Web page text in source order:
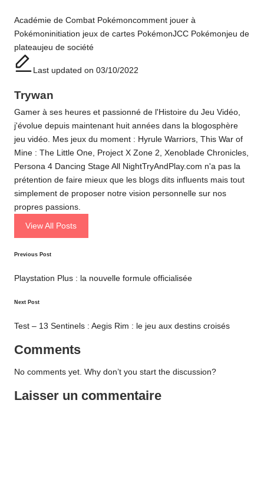
Tags:
Académie de Combat Pokémoncomment jouer à
Pokémoninitiation jeux de cartes PokémonJCC Pokémonjeu de
plateaujeu de société
Last updated on 03/10/2022
Trywan
Gamer à ses heures et passionné de l'Histoire du Jeu Vidéo,
j'évolue depuis maintenant huit années dans la blogosphère
jeu vidéo. Mes jeux du moment : Hyrule Warriors, This War of
Mine : The Little One, Project X Zone 2, Xenoblade Chronicles,
Persona 4 Dancing Stage All NightTryAndPlay.com n'a pas la
prétention de faire mieux que les blogs dits influents mais tout
simplement de proposer notre vision personnelle sur nos
propres passions.
View All Posts
Post
navigation
Previous Post
Playstation Plus : la nouvelle formule officialisée
Next Post
Test – 13 Sentinels : Aegis Rim : le jeu aux destins croisés
Comments
No comments yet. Why don’t you start the discussion?
Laisser un commentaire